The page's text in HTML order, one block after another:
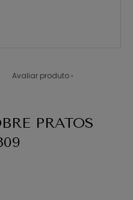
Avaliar produto ›
PRATOS